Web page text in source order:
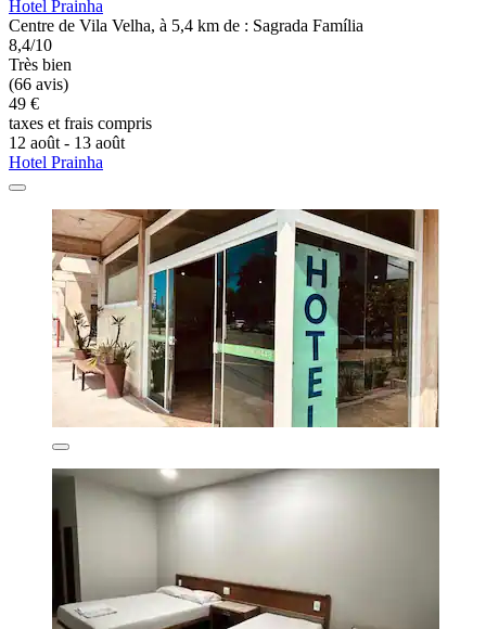
Hotel Prainha
Centre de Vila Velha, à 5,4 km de : Sagrada Família
8,4/10
Très bien
(66 avis)
49 €
taxes et frais compris
12 août - 13 août
Hotel Prainha